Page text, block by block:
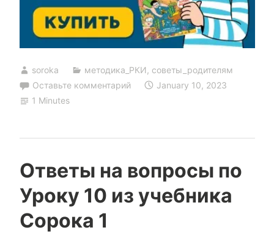
soroka методика_РКИ , советы_родителям
Оставьте комментарий
January 10, 2023
1 Minutes
Ответы на вопросы по
Уроку 10 из учебника
Сорока 1